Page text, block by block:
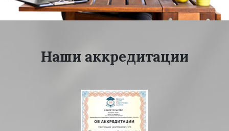
Наши аккредитации